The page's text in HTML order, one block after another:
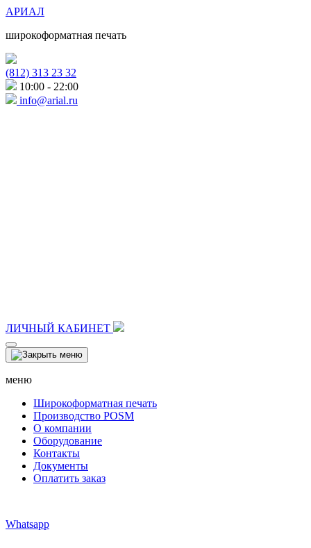
АРИАЛ
широкоформатная печать
(812) 313 23 32
10:00 - 22:00
info@arial.ru
ЛИЧНЫЙ КАБИНЕТ
меню
Широкоформатная печать
Производство POSM
О компании
Оборудование
Контакты
Документы
Оплатить заказ
Whatsapp